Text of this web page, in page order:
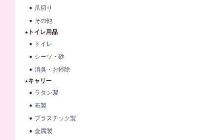
爪切り
その他
★トイレ用品
トイレ
シーツ・砂
消臭・お掃除
★キャリー
ラタン製
布製
プラスチック製
金属製